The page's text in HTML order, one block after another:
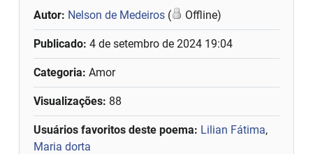
Autor: Nelson de Medeiros ( Offline)
Publicado:4 de setembro de 2024 19:04
Categoria: Amor
Visualizações: 88
Usuários favoritos deste poema: Lilian Fátima,
Maria dorta